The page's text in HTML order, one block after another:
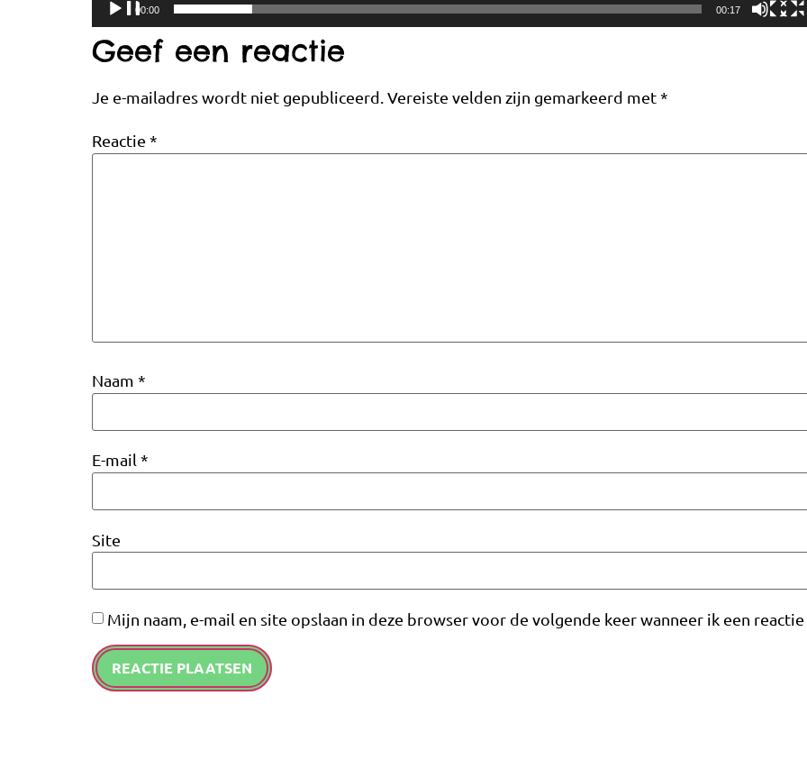
00:00 00:17
Geef een reactie
Je e-mailadres wordt niet gepubliceerd. Vereiste velden zijn gemarkeerd met*
Reactie *
Naam *
E-mail *
Site
Mijn naam, e-mail en site opslaan in deze browser voor de volgende keer wanneer ik een